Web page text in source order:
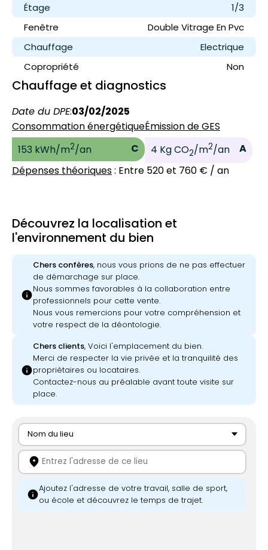
Étage
1/3
Fenêtre
Double Vitrage En Pvc
Chauffage
Electrique
Copropriété
Non
Chauffage et diagnostics
Date du DPE:03/02/2025
Consommation énergétique
153 kWh/m2/an C
Émission de GES
4 Kg CO2/m2/an
A
Dépenses théoriques: Entre 520 et 760 € / an
Découvrez la localisation et
l'environnement du bien
info
Chers confères, nous vous prions de ne pas effectuer
de démarchage sur place.
Nous sommes favorables à la collaboration entre
professionnels pour cette vente.
Nous vous remercions pour votre compréhension et
votre respect de la déontologie.
info
Chers clients, Voici l'emplacement du bien.
Merci de respecter la vie privée et la tranquilité des
propriétaires ou locataires.
Contactez-nous au préalable avant toute visite sur
place.
Nom du lieu
location_on
infoAjoutez l'adresse de votre travail, salle de sport,
ou école et découvrez le temps de trajet.